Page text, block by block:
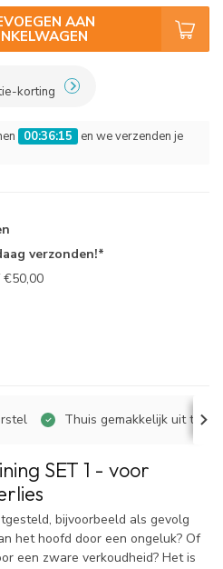
AAN
korting
00:36:14
en we verzenden je
verzonden!*
Thuis gemakkelijk uit te
SET 1 - voor
bijvoorbeeld als gevolg
het hoofd door een ongeluk? Of
een zware verkoudheid? Het is